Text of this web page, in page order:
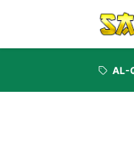
AL-